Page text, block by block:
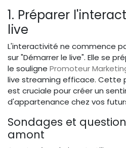
1. Préparer
live
L'interactivité ne commence
sur "Démarrer le live". Elle se
le souligne Promoteur
live streaming efficace. Cette
est cruciale pour créer un
d'appartenance chez vos
Sondages et
amont